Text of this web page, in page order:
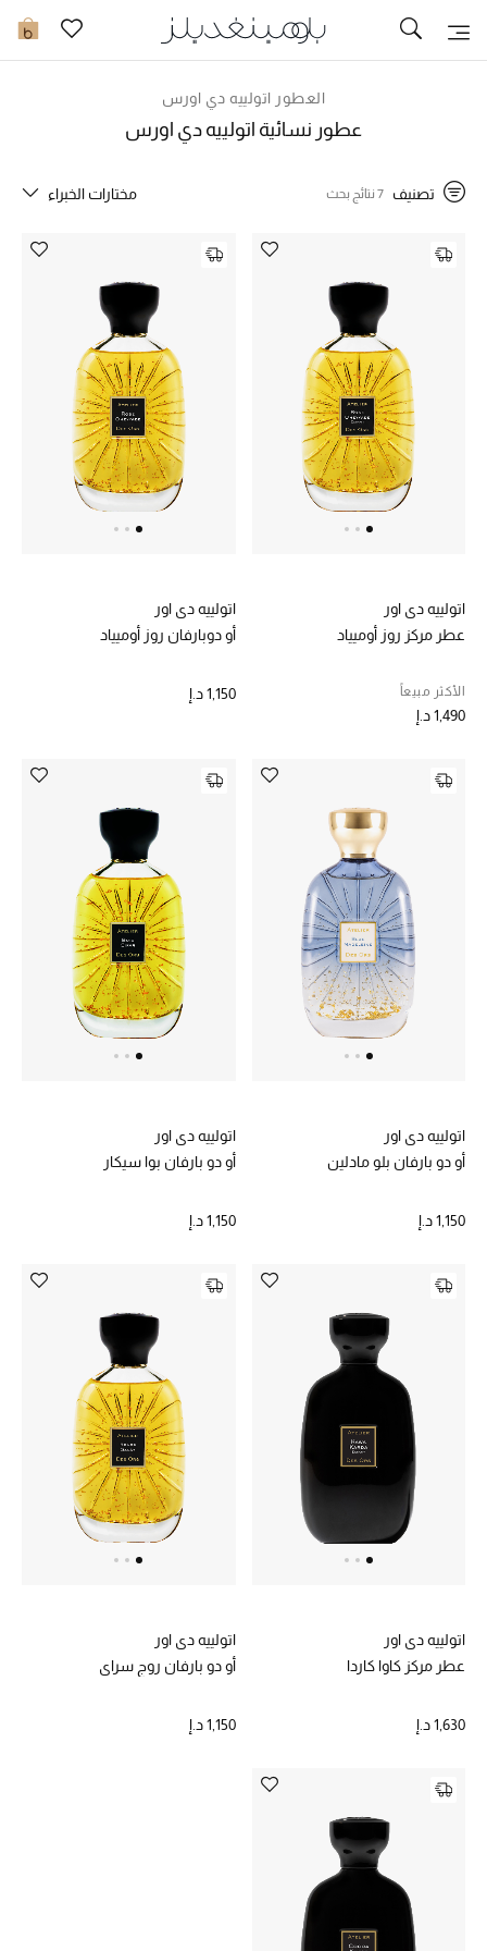
0 تخفيضات
مزيد من التخفيضات
النساء
مستلزمات المنزل
ما وصلنا حديثاً
الموسم الجديد
الحقائب النسائية
أحذية النسائية
مستلزمات المنزل
جديد لدينا
نسوقوا أحدث ما وصلنا
النساء
عرض جميع المنتجات
خصومات
ركن أناقة المنتجعات
حصريًا عبر الإنترنت
تشكيلة المناسبات للنساء
الحب للمحلي
الملابس الرياضية النسائية
العطور اتولييه دي اورس
عطور نسائية اتولييه دي اورس
تصنيف 7 نتائج بحث مختارات الخبراء
اتولييه دي اور
عطر مركز روز أوميياد
الأكثر مبيعاً
1,490 د.إ
اتولييه دي اور
أو دوبارفان روز أوميياد
1,150 د.إ
اتولييه دي اور
أو دو بارفان بلو مادلين
1,150 د.إ
اتولييه دي اور
أو دو بارفان بوا سيكار
1,150 د.إ
اتولييه دي اور
عطر مركز كاوا كاردا
1,630 د.إ
اتولييه دي اور
أو دو بارفان روج سراي
1,150 د.إ